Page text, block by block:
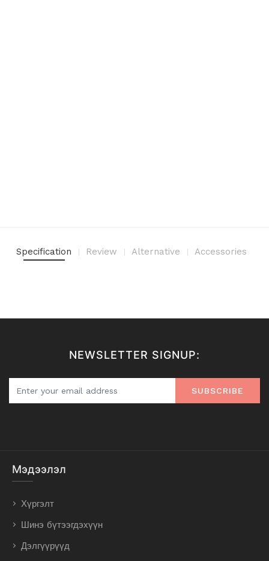
Specification Review Alternative Accessories
NEWSLETTER SIGNUP:
SUBSCRIBE
Мэдээлэл
Хүргэлт
Шинэ бүтээгдэхүүн
Дэлгүүрүүд